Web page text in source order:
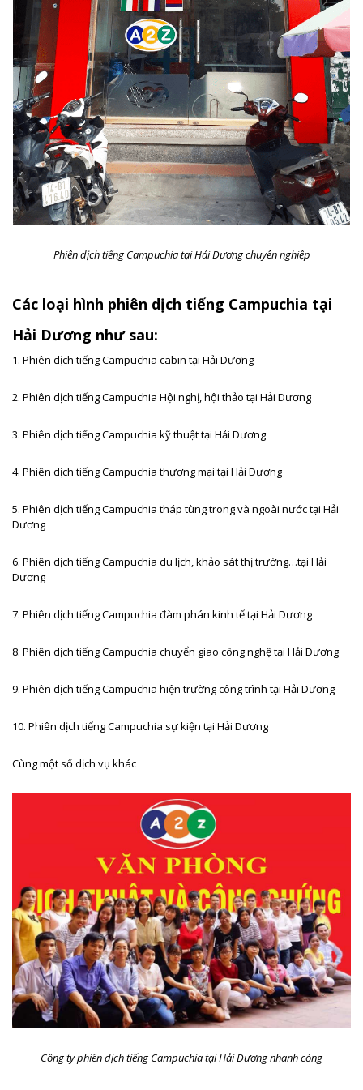
Phiên dịch tiếng Campuchia tại Hải Dương chuyên nghiệp
Các loại hình phiên dịch tiếng Campuchia tại
Hải Dương như sau:
1. Phiên dịch tiếng Campuchia cabin tại Hải Dương
2. Phiên dịch tiếng Campuchia Hội nghị, hội thảo tại Hải Dương
3. Phiên dịch tiếng Campuchia kỹ thuật tại Hải Dương
4. Phiên dịch tiếng Campuchia thương mại tại Hải Dương
5. Phiên dịch tiếng Campuchia tháp tùng trong và ngoài nước tại Hải
Dương
6. Phiên dịch tiếng Campuchia du lịch, khảo sát thị trường…tại Hải
Dương
7. Phiên dịch tiếng Campuchia đàm phán kinh tế tại Hải Dương
8. Phiên dịch tiếng Campuchia chuyển giao công nghệ tại Hải Dương
9. Phiên dịch tiếng Campuchia hiện trường công trình tại Hải Dương
10. Phiên dịch tiếng Campuchia sự kiện tại Hải Dương
Cùng một số dịch vụ khác
Công ty phiên dịch tiếng Campuchia tại Hải Dương nhanh cóng